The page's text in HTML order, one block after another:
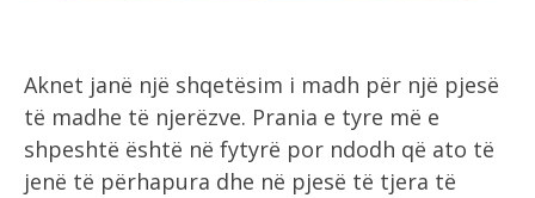
Aknet janë një shqetësim i madh për një pjesë
të madhe të njerëzve. Prania e tyre më e
shpeshtë është në fytyrë por ndodh që ato të
jenë të përhapura dhe në pjesë të tjera të